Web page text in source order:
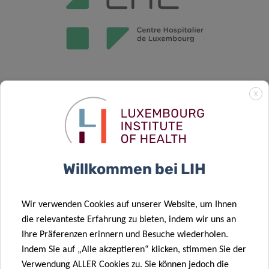
FAQS
X
Willkommen bei LIH
Wir verwenden Cookies auf unserer Website, um Ihnen
die relevanteste Erfahrung zu bieten, indem wir uns an
Ihre Präferenzen erinnern und Besuche wiederholen.
Indem Sie auf „Alle akzeptieren“ klicken, stimmen Sie der
Verwendung ALLER Cookies zu. Sie können jedoch die